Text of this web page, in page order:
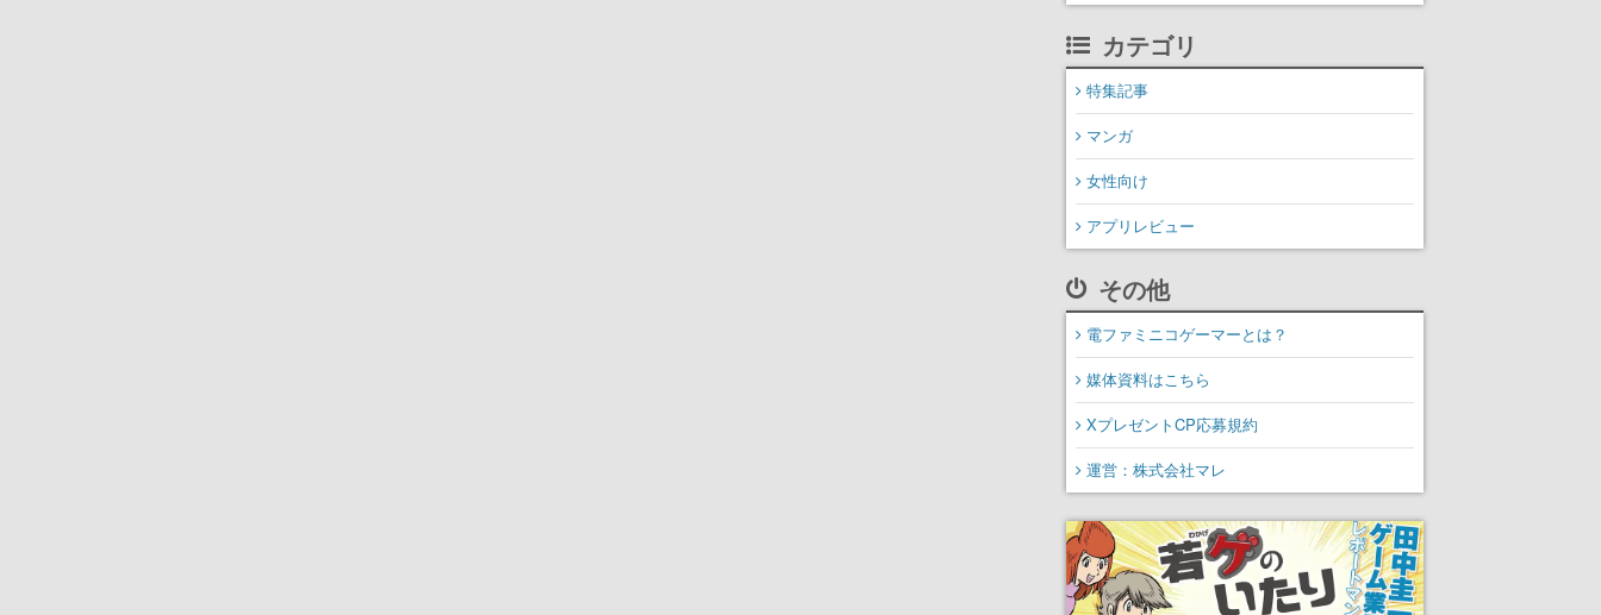
カテゴリ
特集記事
マンガ
女性向け
アプリレビュー
その他
電ファミニコゲーマーとは？
媒体資料はこちら
XプレゼントCP応募規約
運営：株式会社マレ